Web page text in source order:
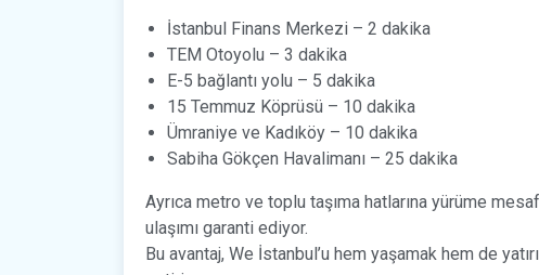
İstanbul Finans Merkezi – 2 dakika
TEM Otoyolu – 3 dakika
E-5 bağlantı yolu – 5 dakika
15 Temmuz Köprüsü – 10 dakika
Ümraniye ve Kadıköy – 10 dakika
Sabiha Gökçen Havalimanı – 25 dakika
Ayrıca metro ve toplu taşıma hatlarına yürüme
ulaşımı garanti ediyor.
Bu avantaj, We İstanbul’u hem yaşamak hem de